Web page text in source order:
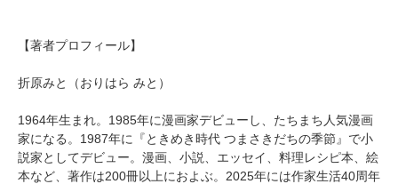
【著者プロフィール】
折原みと（おりはら みと）
1964年生まれ。1985年に漫画家デビューし、たちまち人気漫画
家になる。1987年に『ときめき時代 つまさきだちの季節』で小
説家としてデビュー。漫画、小説、エッセイ、料理レシピ本、絵
本など、著作は200冊以上におよぶ。2025年には作家生活40周年